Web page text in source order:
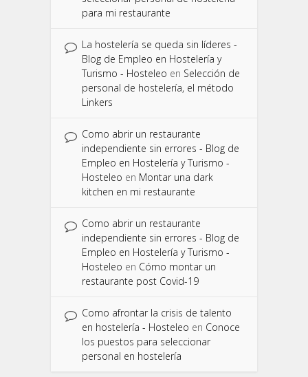
para mi restaurante
La hostelería se queda sin líderes -
Blog de Empleo en Hostelería y
Turismo - Hosteleo en Selección de
personal de hostelería, el método
Linkers
Como abrir un restaurante
independiente sin errores - Blog de
Empleo en Hostelería y Turismo -
Hosteleo en Montar una dark
kitchen en mi restaurante
Como abrir un restaurante
independiente sin errores - Blog de
Empleo en Hostelería y Turismo -
Hosteleo en Cómo montar un
restaurante post Covid-19
Como afrontar la crisis de talento
en hostelería - Hosteleo en Conoce
los puestos para seleccionar
personal en hostelería